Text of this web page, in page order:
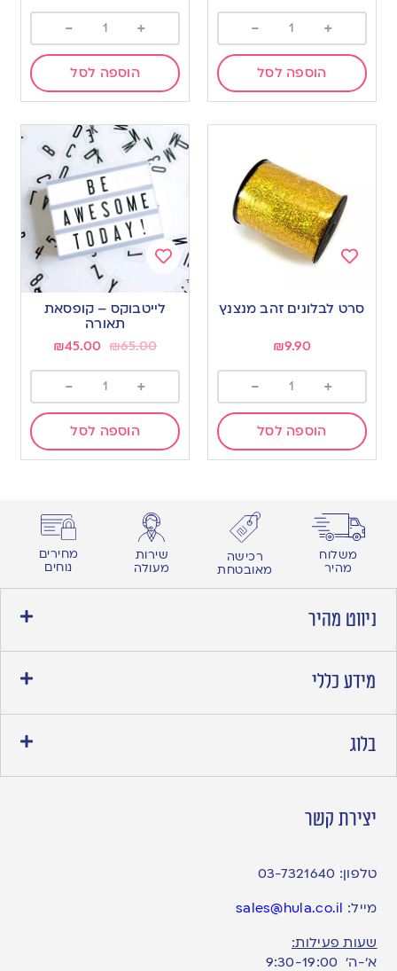
+
-
הוספה לסל
+
-
הוספה לסל
to
wishlist
סרט לבלונים זהב מנצנץ
₪9.90
+
-
הוספה לסל
wishlist
לייטבוקס – קופסאת
תאורה
₪65.00
₪45.00
+
-
הוספה לסל
משלוח
מהיר
רכישה
מאובטחת
שירות
מעולה
מחירים
נוחים
ניווט מהיר
מידע כללי
בלוג
יצירת קשר
טלפון: 03-7321640
מייל: sales@hula.co.il
שעות פעילות:
א’-ה’ 9:30-19:00